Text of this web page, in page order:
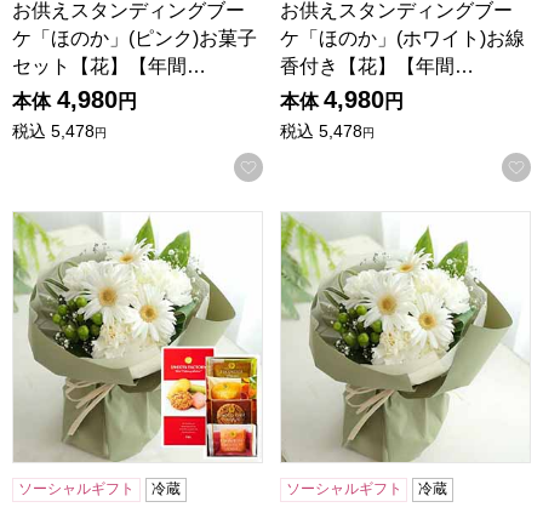
お供えスタンディングブー
ケ「ほのか」(ピンク)お菓子
セット【花】【年間…
本体 4,980円
税込 5,478円
お気に入りに登録する
お供えスタンディングブー
ケ「ほのか」(ホワイト)お線
香付き【花】【年間…
本体 4,980円
税込 5,478円
お供えスタンディングブーケ「ほのか」(ホワイト)お菓子セ
ソーシャルギフト 冷蔵
お供えスタンディングブーケ
ソーシャルギフト 冷蔵